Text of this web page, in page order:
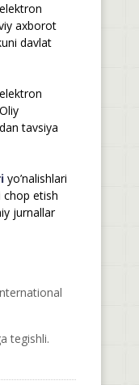
axborot
davlat
tavsiya
yo’nalishlari
chop etish
jurnallar
tegishli.